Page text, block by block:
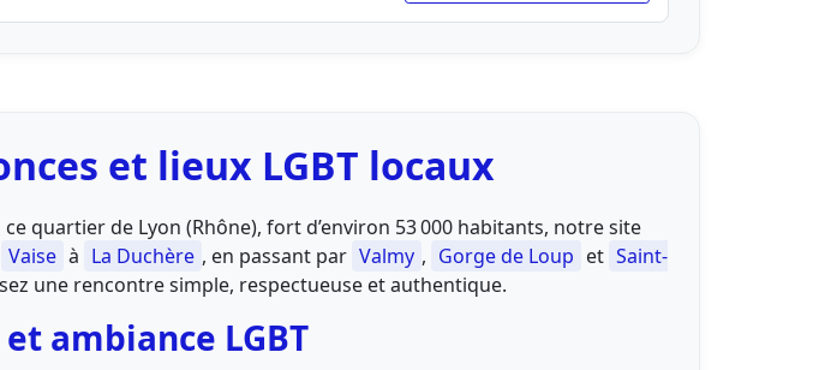
et lieux LGBT locaux
quartier de Lyon (Rhône), fort d’environ 53 000 habitants, notre site
Vaise à La Duchère , en passant par Valmy , Gorge de Loup et Saint-
une rencontre simple, respectueuse et authentique.
ambiance LGBT